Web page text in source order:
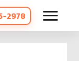
2978